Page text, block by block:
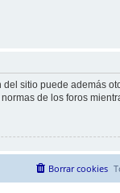
sitio puede además
de los foros
Borrar cookies